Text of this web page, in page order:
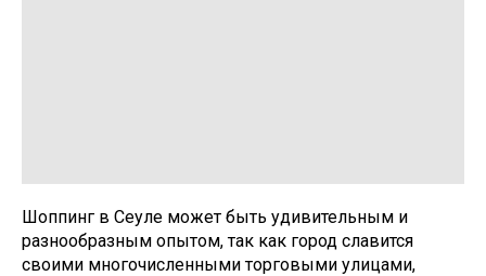
Шоппинг в Сеуле может быть удивительным и
разнообразным опытом, так как город славится
своими многочисленными торговыми улицами,